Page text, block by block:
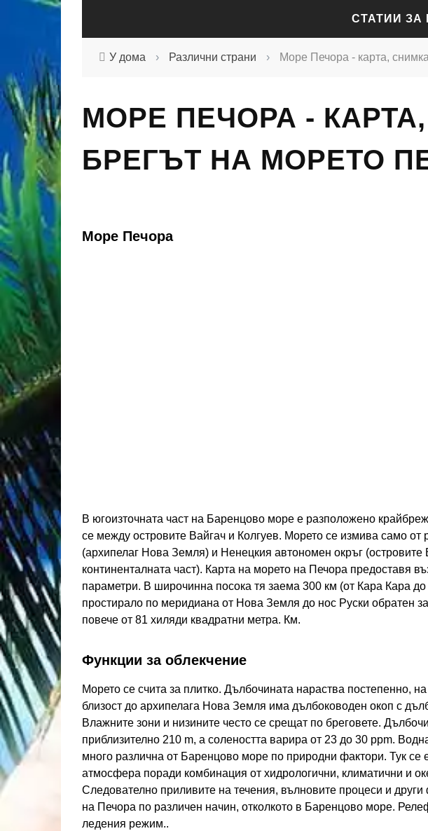
СТАТИИ ЗА
СТАТИИ ЗА
СТАТИИ ЗА
У дома › Различни страни › Море Печора - карта,
МОРЕ ПЕЧОРА -
БРЕГЪТ НА МОРЕТО
Море Печора
В югоизточната част на Баренцово море е разположено
се между островите Вайгач и Колгуев. Морето се измива само от
(архипелаг Нова Земля) и Ненецкия автономен окръг (островите
континенталната част). Карта на морето на Печора предоставя
параметри. В широчинна посока тя заема 300 км (от Кара Кара
простирало по меридиана от Нова Земля до нос Руски обратен
повече от 81 хиляди квадратни метра. Км.
Функции за облекчение
Морето се счита за плитко. Дълбочината нараства постепенно,
близост до архипелага Нова Земля има дълбоководен окоп с
Влажните зони и низините често се срещат по бреговете.
приблизително 210 m, а солеността варира от 23 до 30 ppm.
много различна от Баренцово море по природни фактори. Тук се
атмосфера поради комбинация от хидрологични, климатични и
Следователно приливите на течения, вълновите процеси и други
на Печора по различен начин, отколкото в Баренцово море.
ледения режим..